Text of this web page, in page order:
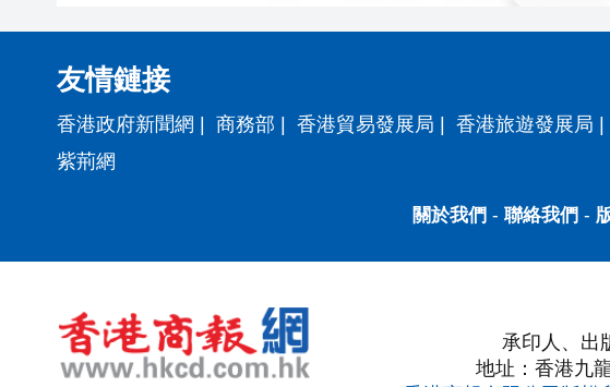
友情鏈接
香港政府新聞網 商務部 香港貿易發展局 香港旅遊發展局
紫荊網
關於我們 - 聯絡我們 -
承印人、出
地址：香港九